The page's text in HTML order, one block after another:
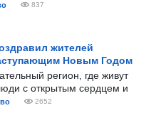
837
жителей
Новым Годом
регион, где живут
с открытым сердцем и
2652